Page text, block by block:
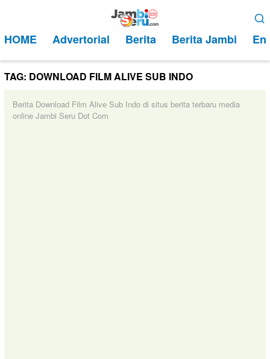
kontenMobile
HOME Advertorial Berita Berita Jambi
TAG: DOWNLOAD FILM ALIVE SUB INDO
Berita Download Film Alive Sub Indo di situs berita terbaru media
online Jambi Seru Dot Com